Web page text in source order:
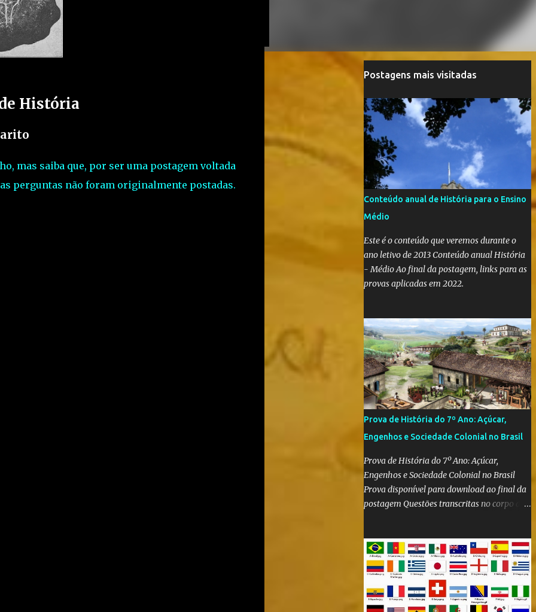
História
mas saiba que, por ser uma postagem voltada
perguntas não foram originalmente postadas.
Postagens mais visitadas
Conteúdo anual de História para o Ensino
Médio
Este é o conteúdo que veremos durante o
ano letivo de 2013 Conteúdo anual História
- Médio Ao final da postagem, links para as
provas aplicadas em 2022.
Prova de História do 7º Ano: Açúcar,
Engenhos e Sociedade Colonial no Brasil
Prova de História do 7º Ano: Açúcar,
Engenhos e Sociedade Colonial no Brasil
Prova disponível para download ao final da
postagem Questões transcritas no corpo da